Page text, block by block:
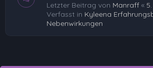
Letzter Beitrag von Manraff «
Verfasst in Kyleena
Nebenwirkungen